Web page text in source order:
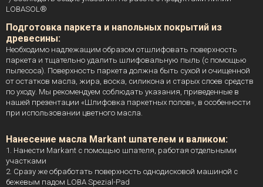
LOBASOL®
Подготовка паркета и напольных покрытий из
древесины:
Необходимо надлежащим образом отшлифовать поверхность
паркета и тщательно удалить шлифовальную пыль (с помощью
пылесоса). Поверхность паркета должна быть сухой и очищенной
от остатков масла, жира, воска, силикона и старых слоев средств
по уходу. Мы рекомендуем соблюдать указания, приведенные в
нашей презентации «Шлифовка паркетных полов», в особенности
при использовании цветного масла.
Нанесение масла Markant шпателем и валиком:
1. Нанести Markant с помощью шпателя, работая отдельными
участками
2. Сразу же обработать поверхность однодисковой машиной с
бежевым падом LOBA Spezial-Pad